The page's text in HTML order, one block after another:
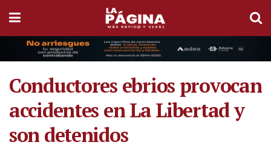
Conductores ebrios provocan
accidentes en La Libertad y
son detenidos